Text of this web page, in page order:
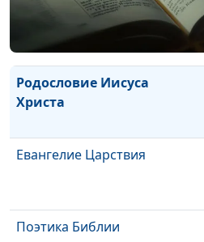
Рождество Иисуса Христа
Родословие Иисуса
Христа
Евангелие Царствия
Поэтика Библии